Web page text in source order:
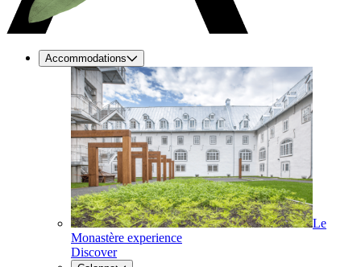
Accommodations
Le
Monastère experience
Discover